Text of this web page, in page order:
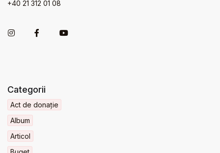
+40 21 312 01 08
Categorii
Act de donație
Album
Articol